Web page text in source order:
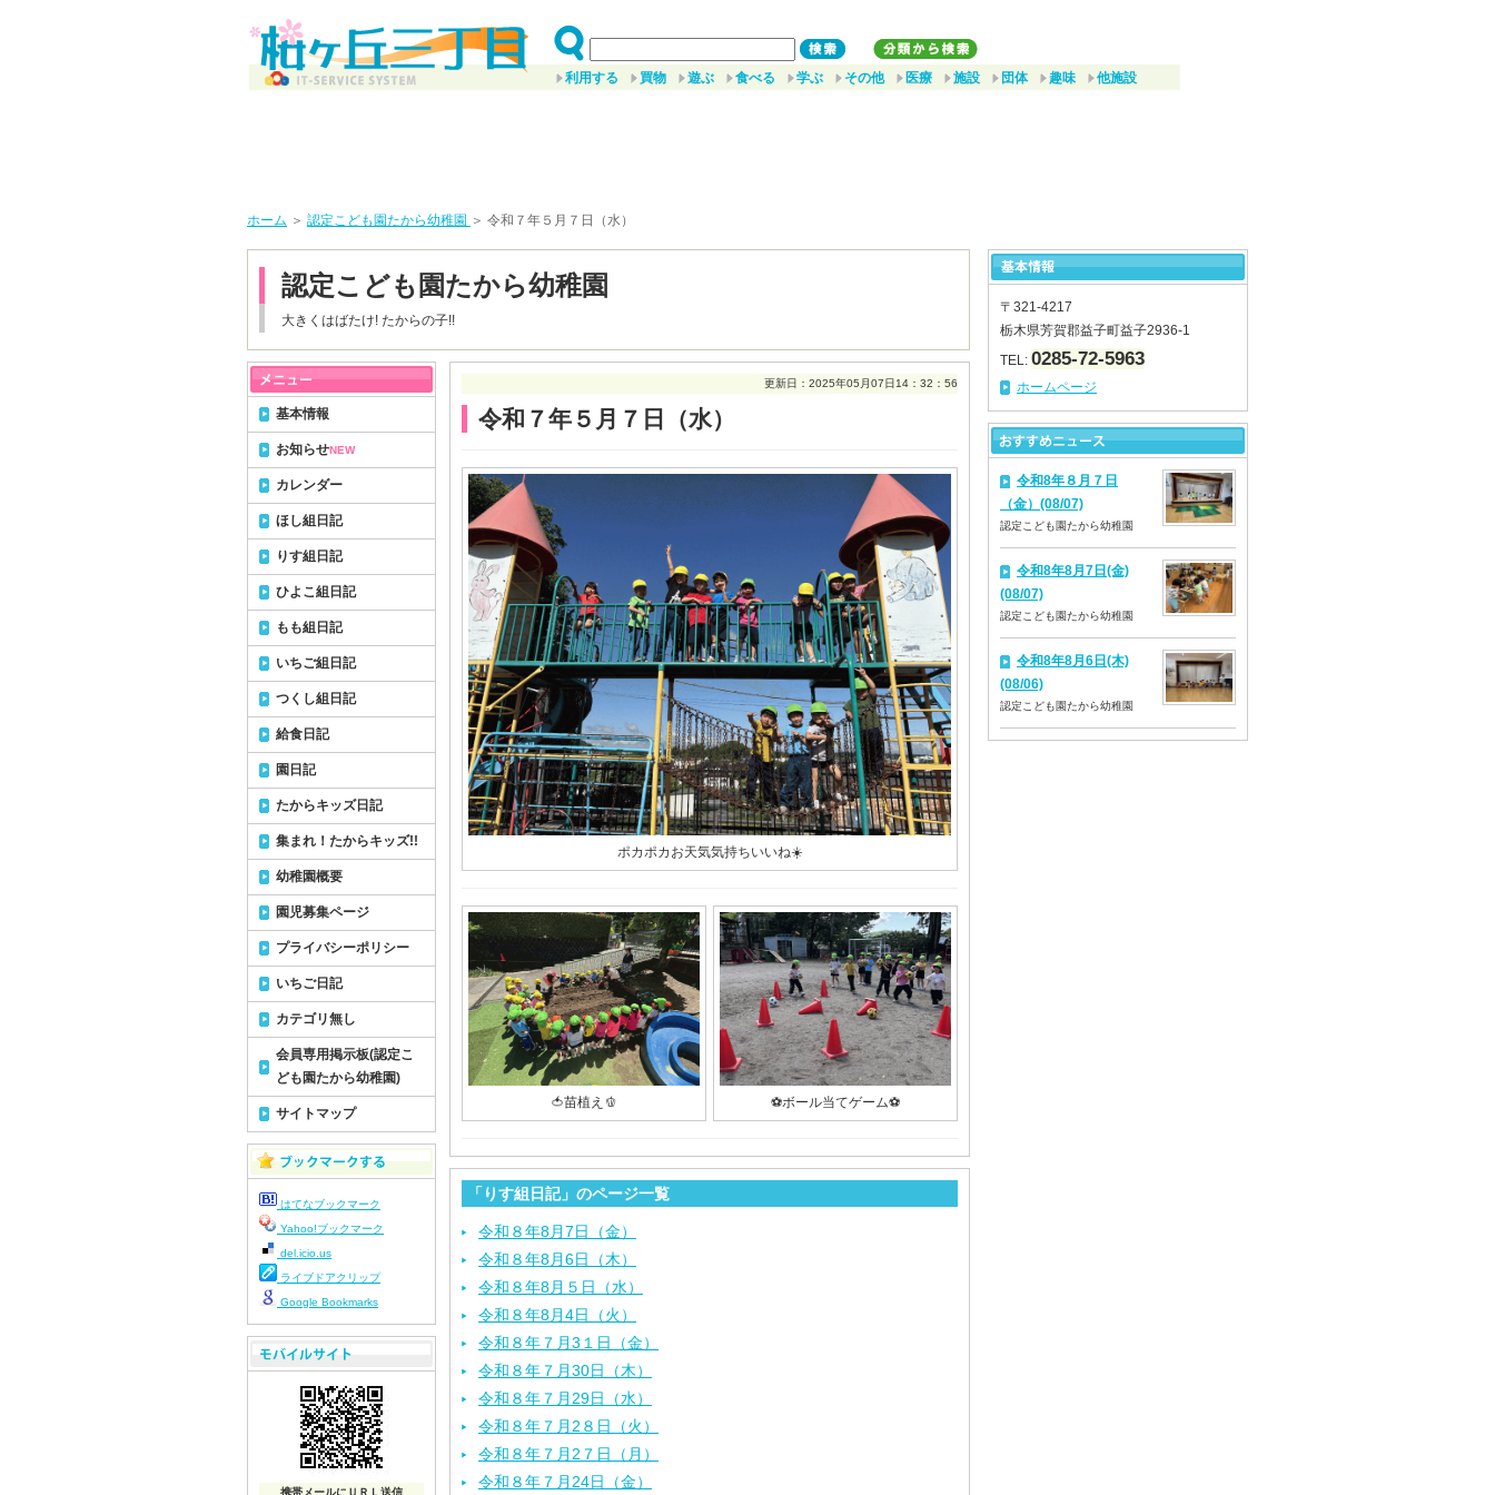
利用する 買物 遊ぶ 食べる 学ぶ その他 医療 施設 団体 趣味 他施設
ホーム ＞ 認定こども園たから幼稚園 ＞ 令和７年５月７日（水）
認定こども園たから幼稚園
大きくはばたけ! たからの子!!
更新日：2025年05月07日14：32：56
令和７年５月７日（水）
ポカポカお天気気持ちいいね☀️
🍅苗植え🫑 ⚽️ボール当てゲーム⚽️
「りす組日記」のページ一覧
令和８年8月7日（金）
令和８年8月6日（木）
令和８年8月５日（水）
令和８年8月4日（火）
令和８年７月3１日（金）
令和８年７月30日（木）
令和８年７月29日（水）
令和８年７月2８日（火）
令和８年７月2７日（月）
令和８年７月24日（金）
基本情報
お知らせNEW
カレンダー
ほし組日記
りす組日記
ひよこ組日記
もも組日記
いちご組日記
つくし組日記
給食日記
園日記
たからキッズ日記
集まれ！たからキッズ!!
幼稚園概要
園児募集ページ
プライバシーポリシー
いちご日記
カテゴリ無し
会員専用掲示板(認定こ
ども園たから幼稚園)
サイトマップ
はてなブックマーク
Yahoo!ブックマーク
del.icio.us
ライブドアクリップ
Google Bookmarks
携帯メールにＵＲＬ送信
〒321-4217
栃木県芳賀郡益子町益子2936-1
TEL: 0285-72-5963
ホームページ
令和8年８月７日
（金）(08/07)
認定こども園たから幼稚園
令和8年8月7日(金)
(08/07)
認定こども園たから幼稚園
令和8年8月6日(木)
(08/06)
認定こども園たから幼稚園